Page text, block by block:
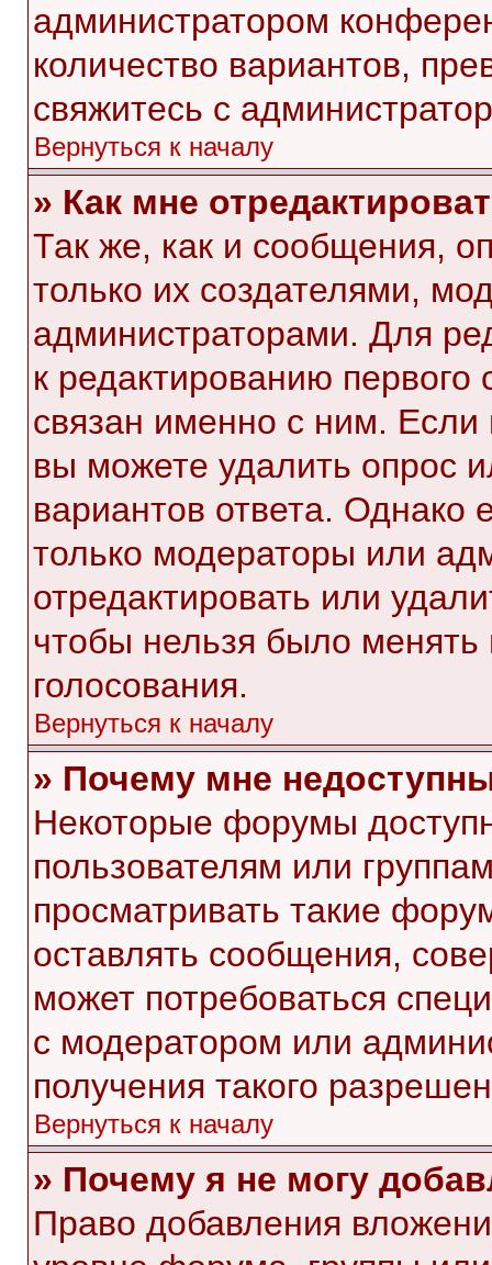
администратором
количество вариантов,
свяжитесь с
Вернуться к началу
» Как мне
Так же, как и сообщения,
только их создателями,
администраторами. Для
к редактированию
связан именно с ним. Если
вы можете удалить опрос
вариантов ответа. Однако
только модераторы или
отредактировать или
чтобы нельзя было
голосования.
Вернуться к началу
» Почему мне
Некоторые форумы
пользователям или
просматривать такие
оставлять сообщения,
может потребоваться
с модератором или
получения такого
Вернуться к началу
» Почему я не могу
Право добавления